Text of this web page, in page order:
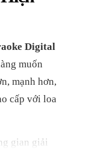
Digital
muốn
mạnh hơn,
cấp với loa
gian giải